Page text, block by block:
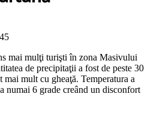
mai mulţi turişti în zona Masivului
de precipitaţii a fost de peste 30
mult cu gheaţă. Temperatura a
numai 6 grade creând un disconfort